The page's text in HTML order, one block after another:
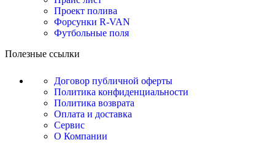
Проект полива
Форсунки R-VAN
Футбольные поля
Полезные ссылки
Договор публичной оферты
Политика конфиденциальности
Политика возврата
Оплата и доставка
Сервис
О Компании